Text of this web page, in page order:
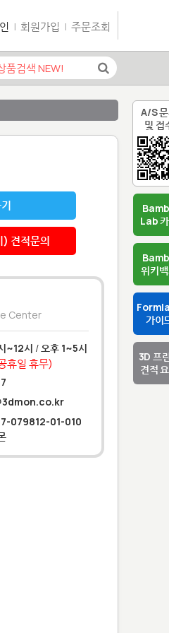
A/S
및 접
Lab
위키
가이
3D 프
견적
| 회원가입 | 주문조회
견적문의
Center
~12시 /오후 1~5시
휴일 휴무)
079812-01-010